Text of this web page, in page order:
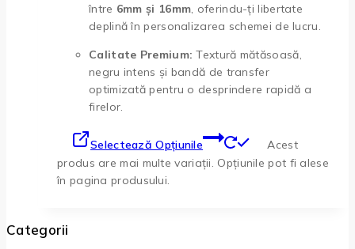
între 6mm și 16mm, oferindu-ți libertate
deplină în personalizarea schemei de lucru.
Calitate Premium: Textură mătăsoasă,
negru intens și bandă de transfer
optimizată pentru o desprindere rapidă a
firelor.
Selectează Opțiunile
Acest
produs are mai multe variații. Opțiunile pot fi alese
în pagina produsului.
Categorii